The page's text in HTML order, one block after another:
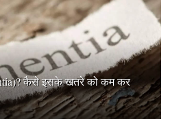
कैसे इसके खतरे को कम कर